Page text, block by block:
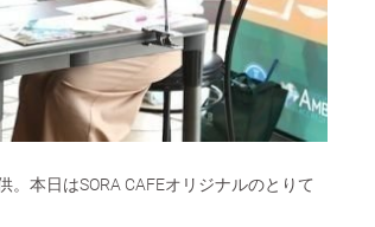
。本日はSORA CAFEオリジナルのとりて